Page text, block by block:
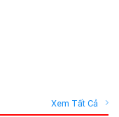
Xem Tất Cả